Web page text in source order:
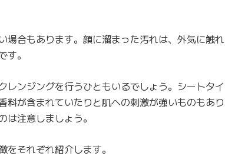
場合もあります。顔に溜まった汚れは、外気に触れ
。
ンジングを行うひともいるでしょう。シートタイ
が含まれていたりと肌への刺激が強いものもあり
注意しましょう。
それぞれ紹介します。